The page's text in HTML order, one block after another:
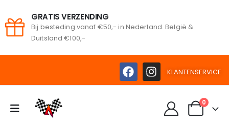
GRATIS VERZENDING
Bij besteding vanaf €50,- in Nederland. België &
Duitsland €100,-
KLANTENSERVICE
0